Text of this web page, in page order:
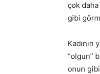
çok
gibi
“olgun”
onun